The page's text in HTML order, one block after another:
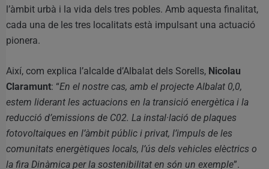
l’àmbit urbà i la vida dels tres pobles. Amb aquesta finalitat,
cada una de les tres localitats està impulsant una actuació
pionera.
Així, com explica l’alcalde d’Albalat dels Sorells, Nicolau
Claramunt: “En el nostre cas, amb el projecte Albalat 0,0,
estem liderant les actuacions en la transició energètica i la
reducció d’emissions de C02. La instal·lació de plaques
fotovoltaiques en l’àmbit públic i privat, l’impuls de les
comunitats energètiques locals, l’ús dels vehicles elèctrics o
la fira Dinàmica per la sostenibilitat en són un exemple”.